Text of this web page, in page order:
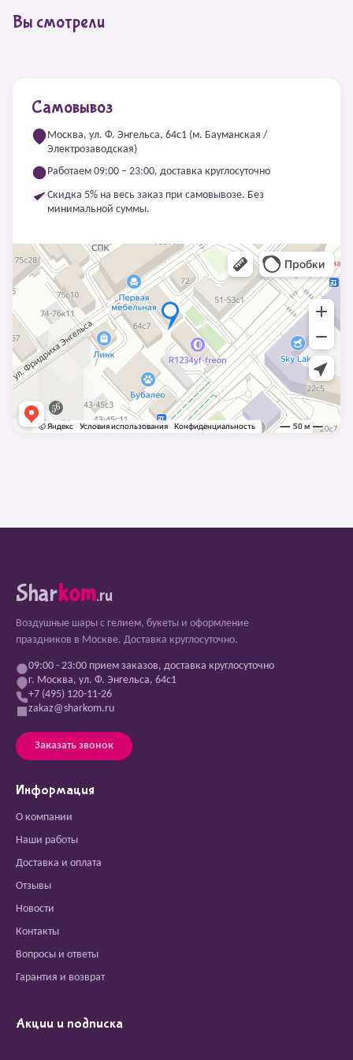
Вы смотрели
Самовывоз
Москва, ул. Ф. Энгельса, 64с1 (м. Бауманская /
Электрозаводская)
Работаем 09:00 – 23:00, доставка круглосуточно
Скидка 5% на весь заказ при самовывозе. Без
минимальной суммы.
Sharkom.ru
Воздушные шары с гелием, букеты и оформление
праздников в Москве. Доставка круглосуточно.
09:00 - 23:00 прием заказов, доставка круглосуточно
г. Москва, ул. Ф. Энгельса, 64с1
+7 (495) 120-11-26
zakaz@sharkom.ru
Заказать звонок
Информация
О компании
Наши работы
Доставка и оплата
Отзывы
Новости
Контакты
Вопросы и ответы
Гарантия и возврат
Акции и подписка